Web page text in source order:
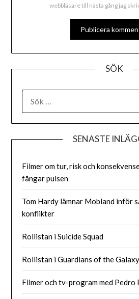
webbläsare till nästa gång jag
SÖK
SENASTE
Filmer om tur, risk och
fångar pulsen
Tom Hardy lämnar Mobland inför
konflikter
Rollistan i Suicide Squad
Rollistan i Guardians of the Galaxy
Filmer och tv-program med Pedro